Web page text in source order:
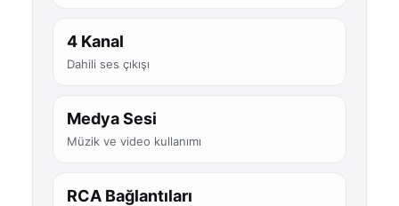
4 Kanal
Dahili ses çıkışı
Medya Sesi
Müzik ve video kullanımı
RCA Bağlantıları